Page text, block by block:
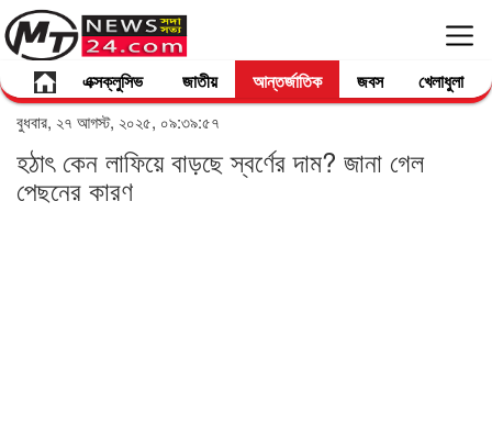
এক্সক্লুসিভ জাতীয় আন্তর্জাতিক জবস খেলাধুলা
বুধবার, ২৭ আগস্ট, ২০২৫, ০৯:৩৯:৫৭
হঠাৎ কেন লাফিয়ে বাড়ছে স্বর্ণের দাম? জানা গেল
পেছনের কারণ